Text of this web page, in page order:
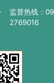
监督热线：
2769016